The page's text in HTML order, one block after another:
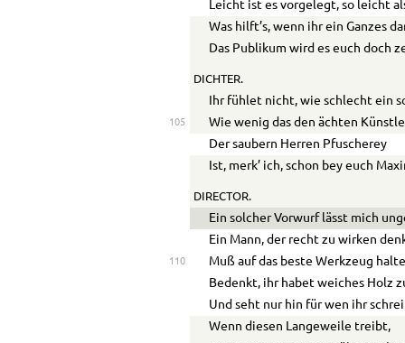
Leicht ist es vorgelegt, so leicht
Was hilft’s, wenn ihr ein Ganzes
Das Publikum wird es euch doch
DICHTER.
Ihr fühlet nicht, wie schlecht ein
105
Wie wenig das den ächten
Der saubern Herren Pfuscherey
Ist, merk’ ich, schon bey euch
DIRECTOR.
Ein solcher Vorwurf lässt mich
Ein Mann, der recht zu wirken
110
Muß auf das beste Werkzeug
Bedenkt, ihr habet weiches Holz
Und seht nur hin für wen ihr
Wenn diesen Langeweile treibt,